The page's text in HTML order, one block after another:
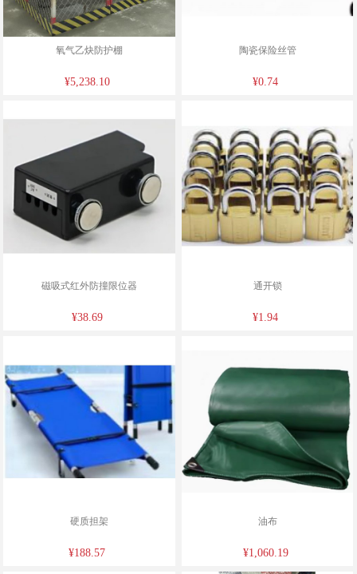
氧气乙炔防护棚
¥5,238.10
陶瓷保险丝管
¥0.74
磁吸式红外防撞限位器
¥38.69
通开锁
¥1.94
硬质担架
¥188.57
油布
¥1,060.19